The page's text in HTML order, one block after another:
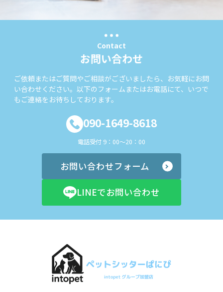
Contact
お問い合わせ
ご依頼またはご質問やご相談がございましたら、お気軽にお問
い合わせください。以下のフォームまたはお電話にて、いつで
もご連絡をお待ちしております。
090-1649-8618
電話受付 9：00～20：00
お問い合わせフォーム
LINEでお問い合わせ